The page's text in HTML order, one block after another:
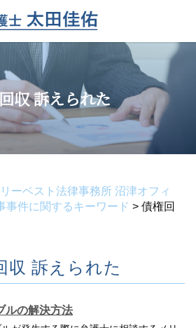
収 訴えられた
ーベスト法律事務所 沼津オフィ
事件に関するキーワード >債権回
収 訴えられた
ルの解決方法